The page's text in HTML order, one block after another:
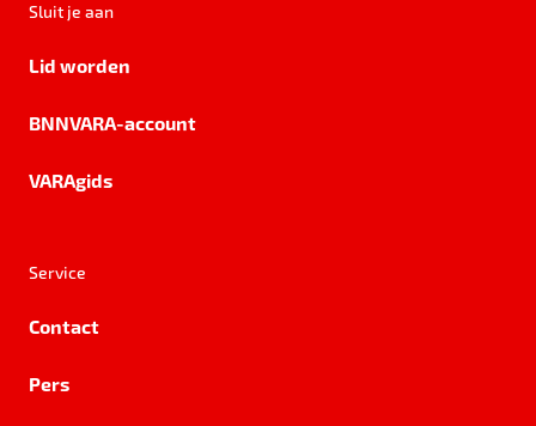
Sluit je aan
Lid worden
BNNVARA-account
VARAgids
Service
Contact
Pers